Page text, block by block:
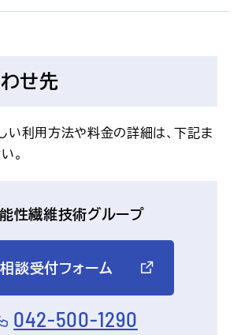
せ先
い利用方法や料金の詳細は、下記ま
。
性繊維技術グループ
談受付フォーム
042-500-1290